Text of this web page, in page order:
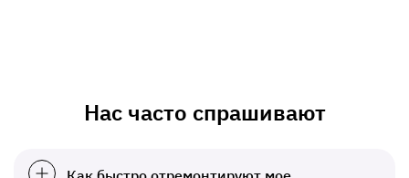
Нас часто спрашивают